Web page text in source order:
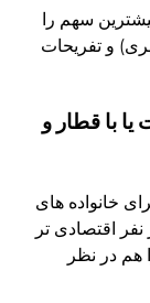
سهم را
و تفریحات
با قطار و
خانواده های
اقتصادی تر
هم در نظر